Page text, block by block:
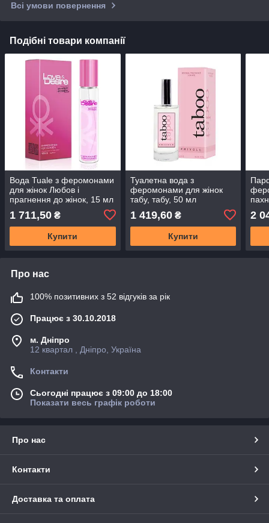
Всі умови повернення
Подібні товари компанії
Вода Tuale з феромонами
для жінок Любов і
прагнення до жінок, 15 мл
1 711,50 ₴
Купити
Туалетна вода з
феромонами для жінок
табу, табу, 50 мл
1 419,60₴
Купити
2
Про нас
100% позитивних з 52 відгуків за рік
Працює з 30.10.2018
м. Дніпро
12 квартал , Дніпро, Україна
Контакти
Сьогодні працює з 09:00 до 18:00
Показати весь графік роботи
Про нас
Контакти
Доставка та оплата